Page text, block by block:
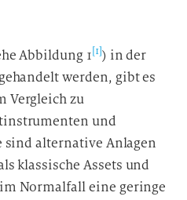
Abbildung 1 [1]) in der
werden, gibt es
Vergleich zu
und
alternative Anlagen
klassische Assets und
Normalfall eine geringe